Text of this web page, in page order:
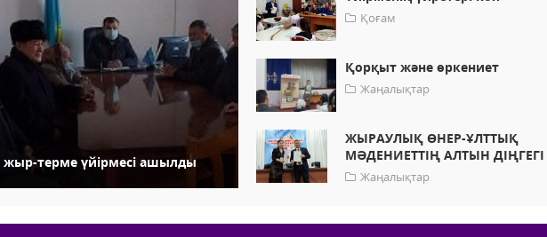
терме үйірмесі ашылды
Қоғам
Қорқыт және өркениет
Жаңалықтар
ЖЫРАУЛЫҚ ӨНЕР-ҰЛТТЫҚ
МӘДЕНИЕТТІҢ АЛТЫН ДІҢГЕГІ
Жаңалықтар